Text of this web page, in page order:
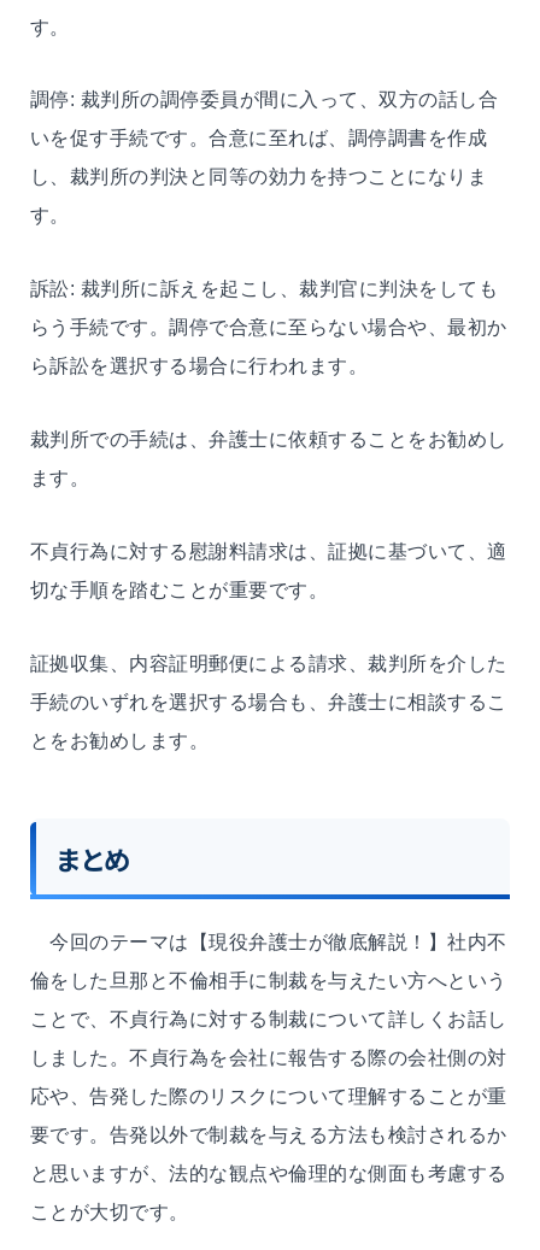
す。
調停: 裁判所の調停委員が間に入って、双方の話し合
いを促す手続です。合意に至れば、調停調書を作成
し、裁判所の判決と同等の効力を持つことになりま
す。
訴訟: 裁判所に訴えを起こし、裁判官に判決をしても
らう手続です。調停で合意に至らない場合や、最初か
ら訴訟を選択する場合に行われます。
裁判所での手続は、弁護士に依頼することをお勧めし
ます。
不貞行為に対する慰謝料請求は、証拠に基づいて、適
切な手順を踏むことが重要です。
証拠収集、内容証明郵便による請求、裁判所を介した
手続のいずれを選択する場合も、弁護士に相談するこ
とをお勧めします。
まとめ
今回のテーマは【現役弁護士が徹底解説！】社内不
倫をした旦那と不倫相手に制裁を与えたい方へという
ことで、不貞行為に対する制裁について詳しくお話し
しました。不貞行為を会社に報告する際の会社側の対
応や、告発した際のリスクについて理解することが重
要です。告発以外で制裁を与える方法も検討されるか
と思いますが、法的な観点や倫理的な側面も考慮する
ことが大切です。